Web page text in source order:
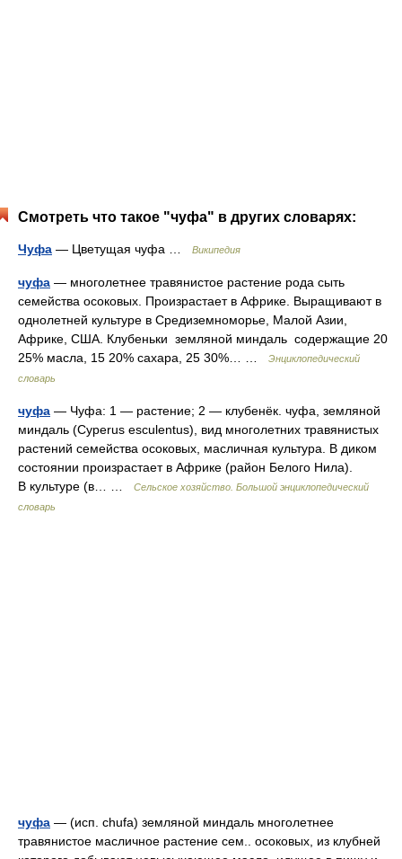
Смотреть что такое "чуфа" в других словарях:
Чуфа — Цветущая чуфа … Википедия
чуфа — многолетнее травянистое растение рода сыть
семейства осоковых. Произрастает в Африке. Выращивают в
однолетней культуре в Средиземноморье, Малой Азии,
Африке, США. Клубеньки земляной миндаль содержащие 20
25% масла, 15 20% сахара, 25 30%… …
Энциклопедический
словарь
чуфа — Чуфа: 1 — растение; 2 — клубенёк. чуфа, земляной
миндаль (Cyperus esculentus), вид многолетних травянистых
растений семейства осоковых, масличная культура. В диком
состоянии произрастает в Африке (район Белого Нила).
В культуре (в… …
Сельское хозяйство. Большой энциклопедический
словарь
чуфа — (исп. chufa) земляной миндаль многолетнее
травянистое масличное растение сем.. осоковых, из клубней